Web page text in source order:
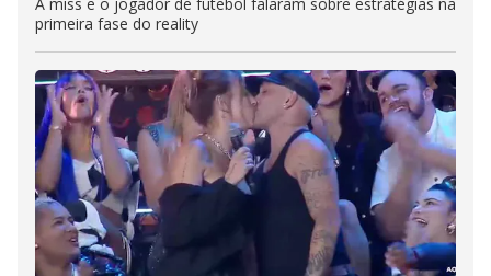
primeira fase do reality